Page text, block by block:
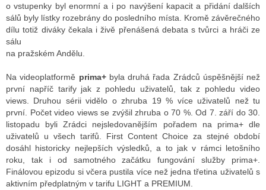
TISK
STÁT BLOGEREM
BLOGERA
o vstupenky byl enormní a i po navýšení kapacit a přidání dalších
sálů byly lístky rozebrány do posledního místa. Kromě závěrečného
dílu totiž diváky čekala i živě přenášená debata s tvůrci a hráči ze
sálu
na pražském Andělu.
Na videoplatformě prima+byla druhá řada Zrádců úspěšnější než
první napříč tarify jak z pohledu uživatelů, tak z pohledu video
views. Druhou sérii vidělo o zhruba 19 % více uživatelů než tu
první. Počet video views se zvýšil zhruba o 70 %. Od 7. září do 30.
listopadu byli Zrádci nejsledovanějším pořadem na prima+ dle
uživatelů u všech tarifů. First Content Choice za stejné období
dosáhl historicky nejlepších výsledků, a to jak v rámci letošního
roku, tak i od samotného začátku fungování služby prima+.
Finálovou epizodu si včera pustila více než jedna třetina uživatelů s
aktivním předplatným v tarifu LIGHT a PREMIUM.